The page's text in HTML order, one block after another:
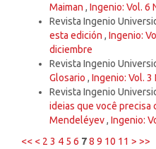
Maiman , Ingenio: Vol. 6
Revista Ingenio
esta edición , Ingenio:
diciembre
Revista Ingenio
Glosario , Ingenio: Vol. 3
Revista Ingenio
ideias que você precisa
Mendeléyev, Ingenio:
<< < 2 3 4 5 6 78 9 10 11 > >>